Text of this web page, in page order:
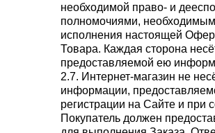
необходимой право- и
полномочиями,
исполнения настоящей
Товара. Каждая сторона
предоставляемой ею
2.7. Интернет-магазин не
информации,
регистрации на Сайте и при
Покупатель должен